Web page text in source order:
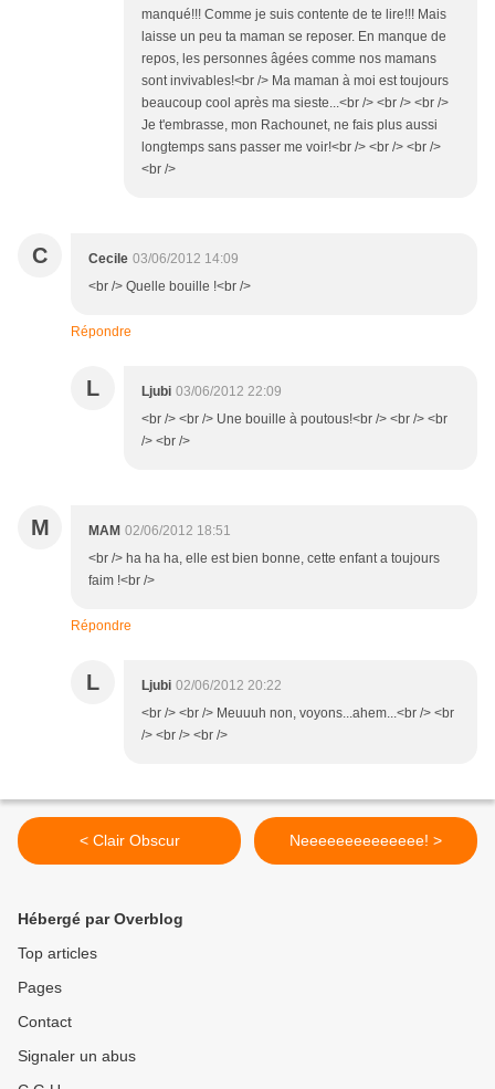
manqué!!! Comme je suis contente de te lire!!! Mais
laisse un peu ta maman se reposer. En manque de
repos, les personnes âgées comme nos mamans
sont invivables!<br /> Ma maman à moi est toujours
beaucoup cool après ma sieste...<br /> <br /> <br />
Je t'embrasse, mon Rachounet, ne fais plus aussi
longtemps sans passer me voir!<br /> <br /> <br />
<br />
C Cecile 03/06/2012 14:09
<br /> Quelle bouille !<br />
Répondre
L Ljubi 03/06/2012 22:09
<br /> <br /> Une bouille à poutous!<br /> <br /> <br
/> <br />
M MAM 02/06/2012 18:51
<br /> ha ha ha, elle est bien bonne, cette enfant a toujours
faim !<br />
Répondre
L Ljubi 02/06/2012 20:22
<br /> <br /> Meuuuh non, voyons...ahem...<br /> <br
/> <br /> <br />
< Clair Obscur Neeeeeeeeeeeeee! >
Hébergé par Overblog
Top articles
Pages
Contact
Signaler un abus